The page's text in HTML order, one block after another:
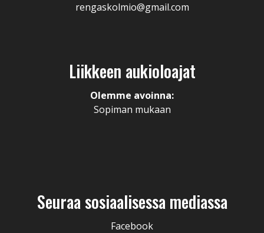
rengaskolmio@gmail.com
Liikkeen aukioloajat
Olemme avoinna:
Sopiman mukaan
Seuraa sosiaalisessa mediassa
Facebook